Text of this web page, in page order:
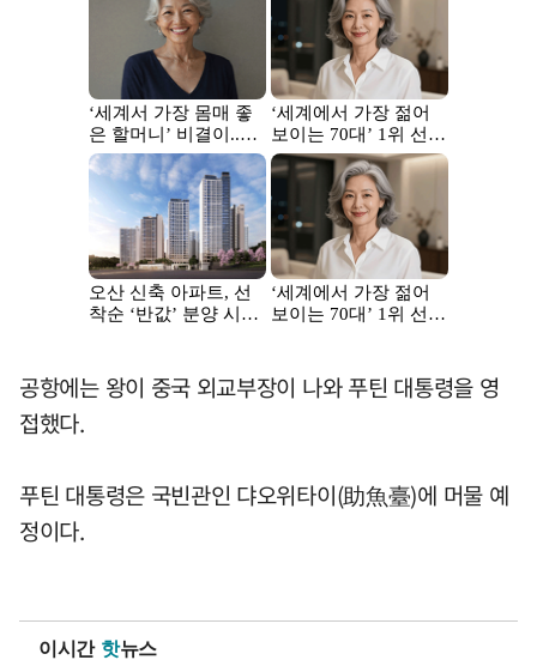
공항에는 왕이 중국 외교부장이 나와 푸틴 대통령을 영
접했다.
푸틴 대통령은 국빈관인 댜오위타이(助魚臺)에 머물 예
정이다.
이시간 핫뉴스